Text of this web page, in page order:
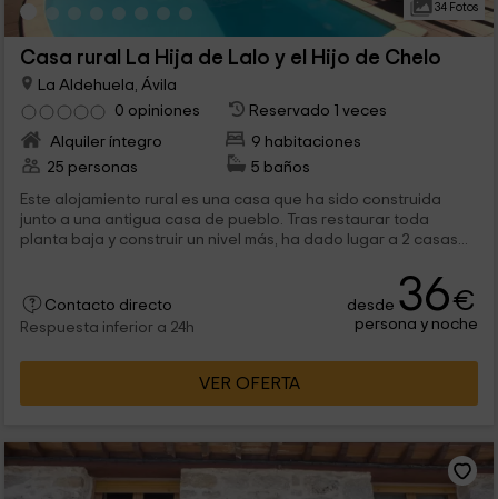
34 Fotos
Casa rural La Hija de Lalo y el Hijo de Chelo
La Aldehuela, Ávila
0 opiniones
Reservado 1 veces
Alquiler íntegro
9 habitaciones
25 personas
5 baños
Este alojamiento rural es una casa que ha sido construida
junto a una antigua casa de pueblo. Tras restaurar toda
planta baja y construir un nivel más, ha dado lugar a 2 casas...
Contacto directo
Respuesta inferior a 24h
desde 36€
persona y noche
VER OFERTA